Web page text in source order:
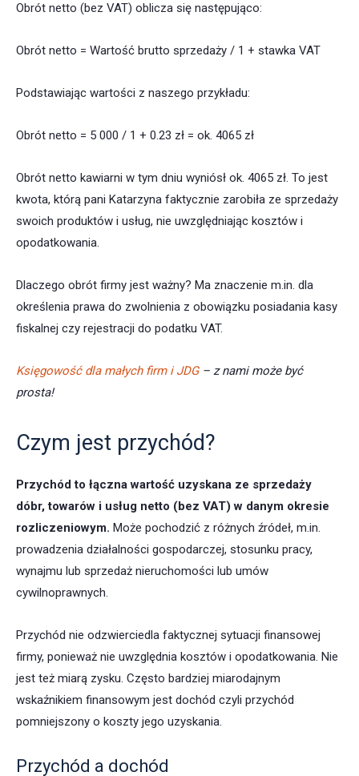
Obrót netto (bez VAT) oblicza się następująco:
Obrót netto = Wartość brutto sprzedaży / 1 + stawka VAT ​
Podstawiając wartości z naszego przykładu:
Obrót netto = 5 000 / 1 + 0.23 zł = ok. 4065 zł
Obrót netto kawiarni w tym dniu wyniósł ok. 4065 zł. To jest
kwota, którą pani Katarzyna faktycznie zarobiła ze sprzedaży
swoich produktów i usług, nie uwzględniając kosztów i
opodatkowania.
Dlaczego obrót firmy jest ważny? Ma znaczenie m.in. dla
określenia prawa do zwolnienia z obowiązku posiadania kasy
fiskalnej czy rejestracji do podatku VAT.
Księgowość dla małych firm i JDG– z nami może być
prosta!
Czym jest przychód?
Przychód to łączna wartość uzyskana ze sprzedaży
dóbr, towarów i usług netto (bez VAT) w danym okresie
rozliczeniowym. Może pochodzić z różnych źródeł, m.in.
prowadzenia działalności gospodarczej, stosunku pracy,
wynajmu lub sprzedaż nieruchomości lub umów
cywilnoprawnych.
Przychód nie odzwierciedla faktycznej sytuacji finansowej
firmy, ponieważ nie uwzględnia kosztów i opodatkowania. Nie
jest też miarą zysku. Często bardziej miarodajnym
wskaźnikiem finansowym jest dochód czyli przychód
pomniejszony o koszty jego uzyskania.
Przychód a dochód